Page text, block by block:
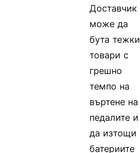
Доставчик
може да
бута тежки
товари с
грешно
темпо на
въртене на
педалите и
да изтощи
батериите